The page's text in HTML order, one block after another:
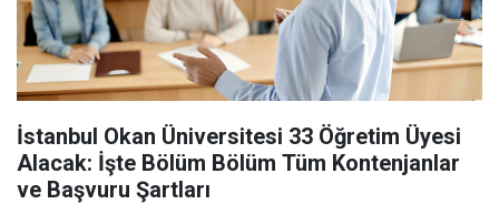
İstanbul Okan Üniversitesi 33 Öğretim Üyesi
Alacak: İşte Bölüm Bölüm Tüm Kontenjanlar
ve Başvuru Şartları